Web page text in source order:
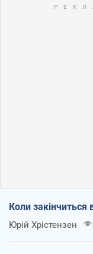
Коли закінчиться
Юрій Хрістензен